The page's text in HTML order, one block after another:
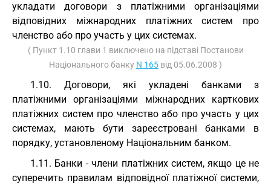
укладати договори з платіжними організаціями
відповідних міжнародних платіжних систем про
членство або про участь у цих системах.
( Пункт 1.10 глави 1 виключено на підставі Постанови
Національного банку N 165 від 05.06.2008 )
1.10. Договори, які укладені банками з
платіжними організаціями міжнародних карткових
платіжних систем про членство або про участь у цих
системах, мають бути зареєстровані банками в
порядку, установленому Національним банком.
1.11. Банки - члени платіжних систем, якщо це не
суперечить правилам відповідної платіжної системи,